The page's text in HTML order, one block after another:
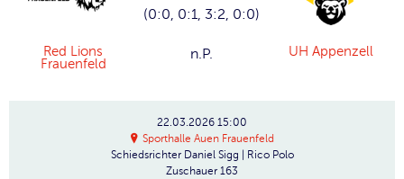
Red Lions
Frauenfeld
(0:0, 0:1, 3:2, 0:0)
n.P. UH Appenzell
22.03.2026 15:00
Sporthalle Auen Frauenfeld
Schiedsrichter Daniel Sigg | Rico Polo
Zuschauer 163